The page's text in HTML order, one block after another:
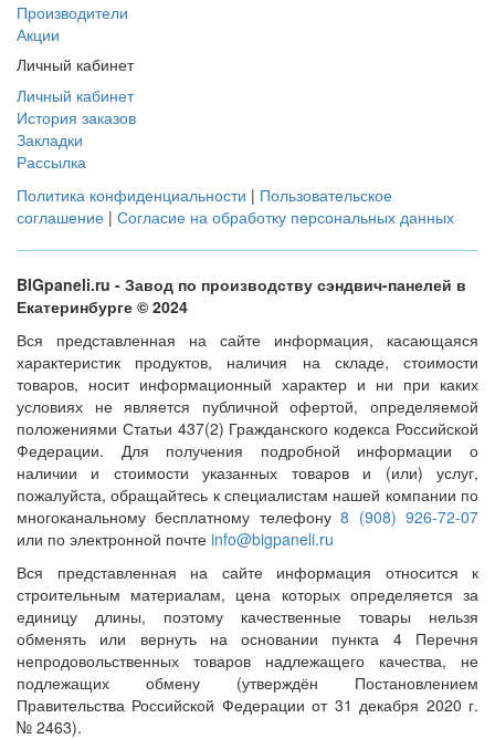
Производители
Акции
Личный кабинет
Личный кабинет
История заказов
Закладки
Рассылка
Политика конфиденциальности | Пользовательское
соглашение | Согласие на обработку персональных данных
BIGpaneli.ru - Завод по производству сэндвич-панелей в
Екатеринбурге © 2024
Вся представленная на сайте информация, касающаяся
характеристик продуктов, наличия на складе, стоимости
товаров, носит информационный характер и ни при каких
условиях не является публичной офертой, определяемой
положениями Статьи 437(2) Гражданского кодекса Российской
Федерации. Для получения подробной информации о
наличии и стоимости указанных товаров и (или) услуг,
пожалуйста, обращайтесь к специалистам нашей компании по
многоканальному бесплатному телефону8 (908) 926-72-07
или по электронной почте info@bigpaneli.ru
Вся представленная на сайте информация относится к
строительным материалам, цена которых определяется за
единицу длины, поэтому качественные товары нельзя
обменять или вернуть на основании пункта 4 Перечня
непродовольственных товаров надлежащего качества, не
подлежащих обмену (утверждён Постановлением
Правительства Российской Федерации от 31 декабря 2020 г.
№ 2463).